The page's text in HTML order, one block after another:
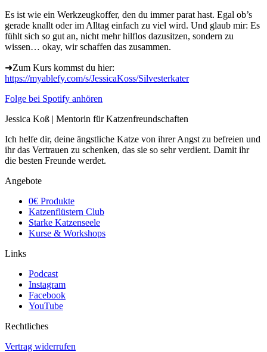
Es ist wie ein Werkzeugkoffer, den du immer parat hast. Egal ob’s
gerade knallt oder im Alltag einfach zu viel wird. Und glaub mir: Es
fühlt sich so gut an, nicht mehr hilflos dazusitzen, sondern zu
wissen… okay, wir schaffen das zusammen.
➜Zum Kurs kommst du hier:
https://myablefy.com/s/JessicaKoss/Silvesterkater
Folge bei Spotify anhören
Jessica Koß | Mentorin für Katzenfreundschaften
Ich helfe dir, deine ängstliche Katze von ihrer Angst zu befreien und
ihr das Vertrauen zu schenken, das sie so sehr verdient. Damit ihr
die besten Freunde werdet.
Angebote
0€ Produkte
Katzenflüstern Club
Starke Katzenseele
Kurse & Workshops
Links
Podcast
Instagram
Facebook
YouTube
Rechtliches
Vertrag widerrufen